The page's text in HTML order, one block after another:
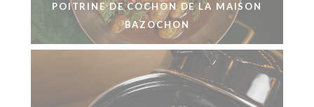
POITRINE DE COCHON DE LA MAISON
BAZOCHON